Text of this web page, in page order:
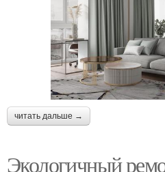
читать дальше →
Экологичный